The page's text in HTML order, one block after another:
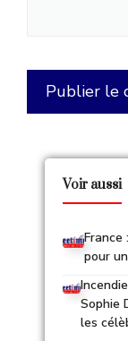
Voir aussi
pour
Sophie
les